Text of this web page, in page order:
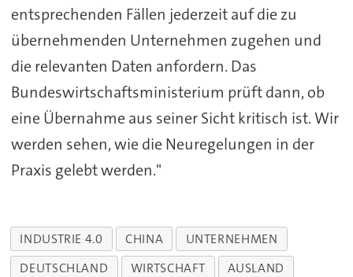
entsprechenden Fällen jederzeit auf die zu
übernehmenden Unternehmen zugehen und
die relevanten Daten anfordern. Das
Bundeswirtschaftsministerium prüft dann, ob
eine Übernahme aus seiner Sicht kritisch ist. Wir
werden sehen, wie die Neuregelungen in der
Praxis gelebt werden."
INDUSTRIE 4.0 CHINA
UNTERNEHMEN
DEUTSCHLAND
WIRTSCHAFT AUSLAND